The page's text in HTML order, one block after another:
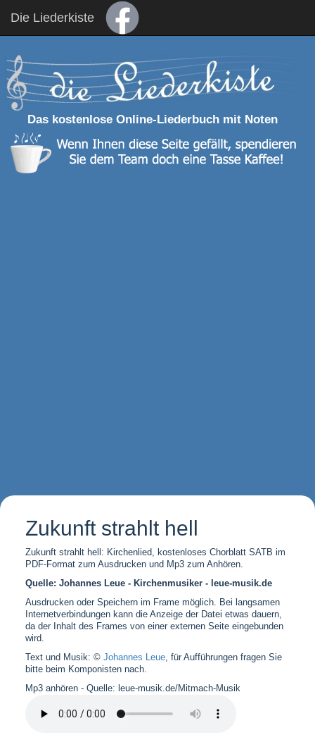
Die Liederkiste
Das kostenlose Online-Liederbuch mit Noten
Zukunft strahlt hell
Zukunft strahlt hell: Kirchenlied, kostenloses Chorblatt SATB im
PDF-Format zum Ausdrucken und Mp3 zum Anhören.
Quelle: Johannes Leue - Kirchenmusiker - leue-musik.de
Ausdrucken oder Speichern im Frame möglich. Bei langsamen
Internetverbindungen kann die Anzeige der Datei etwas dauern,
da der Inhalt des Frames von einer externen Seite eingebunden
wird.
Text und Musik: © Johannes Leue, für Aufführungen fragen Sie
bitte beim Komponisten nach.
Mp3 anhören - Quelle: leue-musik.de/Mitmach-Musik